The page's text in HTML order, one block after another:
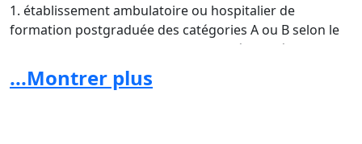
1. établissement ambulatoire ou hospitalier de
formation postgraduée des catégories A ou B selon le
programme de formation postgraduée « Spécialiste en
psychiatrie et psychothérapie » du 1er juillet 2009 dans
la version du 15 décembre 2016.
...Montrer plus